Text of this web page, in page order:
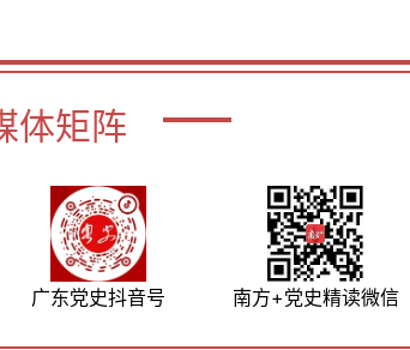
体矩阵
广东党史抖音号 南方+党史精读微信